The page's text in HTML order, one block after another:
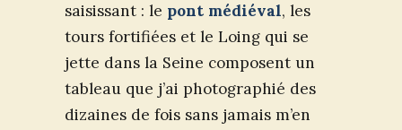
saisissant : le pont médiéval, les
tours fortifiées et le Loing qui se
jette dans la Seine composent un
tableau que j’ai photographié des
dizaines de fois sans jamais m’en